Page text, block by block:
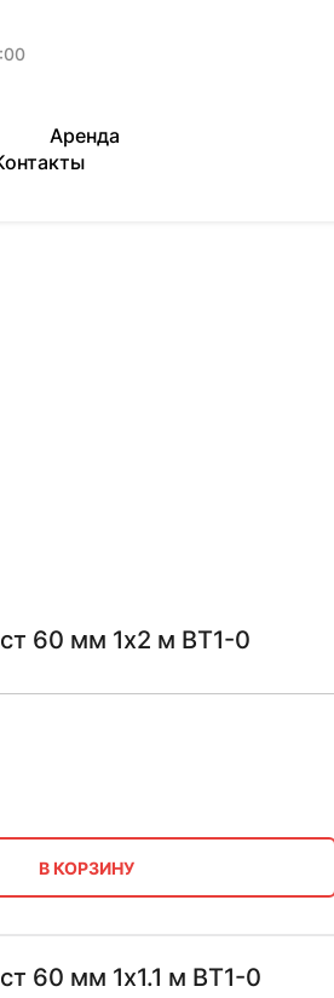
Аренда
60 мм 1х2 м ВТ1-0
В КОРЗИНУ
60 мм 1х1.1 м ВТ1-0